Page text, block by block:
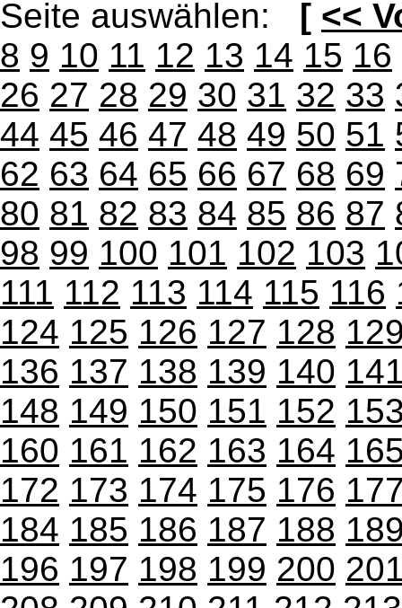
Seite auswählen: [ <<
8 9 10 11 12 13 14 15 16
26 27 28 29 30 31 32 33
44 45 46 47 48 49 50 51
62 63 64 65 66 67 68 69
80 81 82 83 84 85 86 87
98 99 100 101 102 103
111 112 113 114 115 116
124 125 126 127 128
136 137 138 139 140
148 149 150 151 152
160 161 162 163 164
172 173 174 175 176
184 185 186 187 188
196 197 198 199 200